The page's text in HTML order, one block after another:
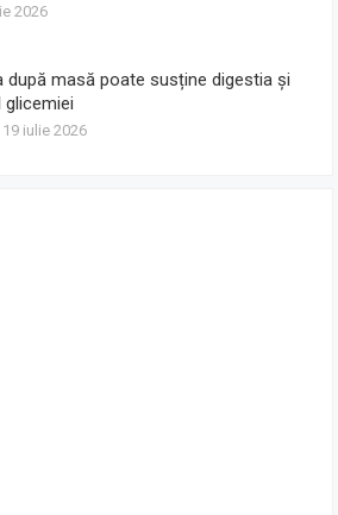
2026
după masă poate susține digestia și
iulie 2026